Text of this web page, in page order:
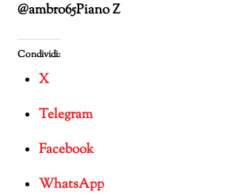
@ambro65Piano Z
Condividi:
X
Telegram
Facebook
WhatsApp